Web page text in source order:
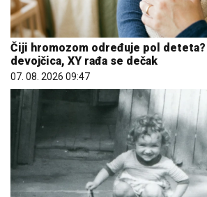
Čiji hromozom određuje pol deteta?
devojčica, XY rađa se dečak
07. 08. 2026 09:47